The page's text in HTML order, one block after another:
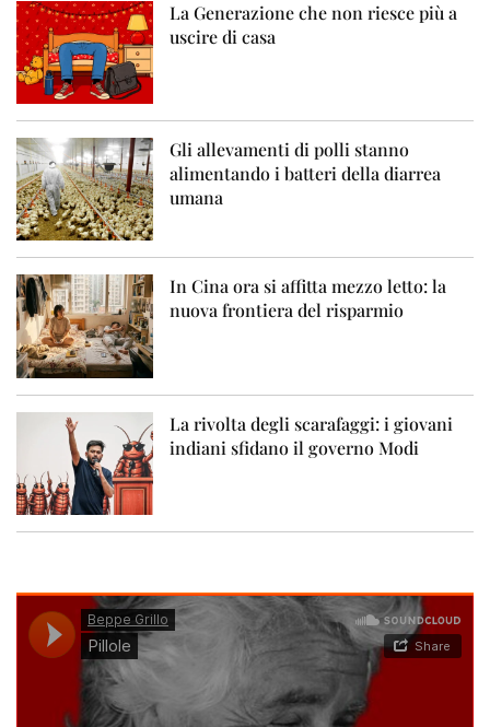
La Generazione che non riesce più a
uscire di casa
Gli allevamenti di polli stanno
alimentando i batteri della diarrea
umana
In Cina ora si affitta mezzo letto: la
nuova frontiera del risparmio
La rivolta degli scarafaggi: i giovani
indiani sfidano il governo Modi